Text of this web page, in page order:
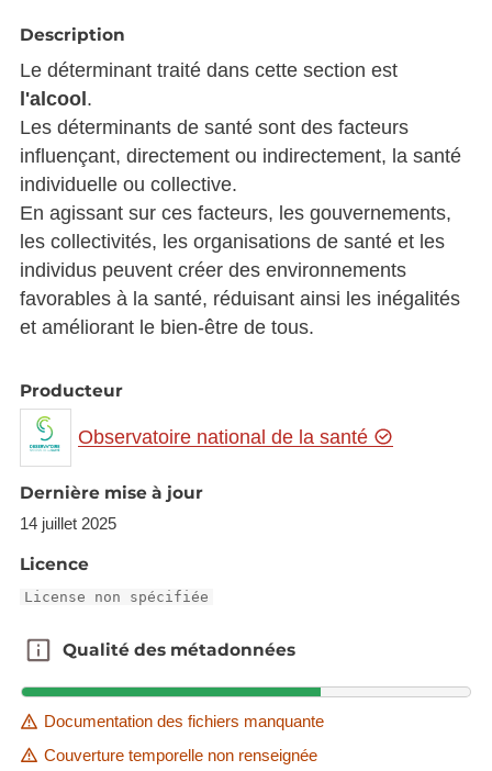
Description
Le déterminant traité dans cette section est
l'alcool .
Les déterminants de santé sont des facteurs
influençant, directement ou indirectement, la santé
individuelle ou collective.
En agissant sur ces facteurs, les gouvernements,
les collectivités, les organisations de santé et les
individus peuvent créer des environnements
favorables à la santé, réduisant ainsi les inégalités
et améliorant le bien-être de tous.
Producteur
Observatoire national de la santé
Dernière mise à jour
14 juillet 2025
Licence
License non spécifiée
Qualité des métadonnées
Qualité des métadonnées
Documentation des fichiers manquante
Couverture temporelle non renseignée